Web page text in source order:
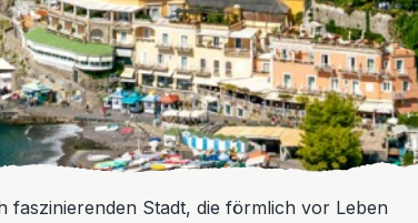
faszinierenden Stadt, die förmlich vor Leben